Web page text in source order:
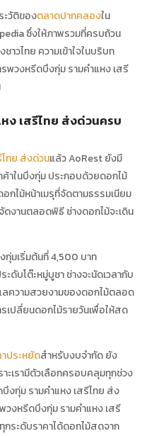
ะวัติของตลาดปากคลองใน
ซึ่งให้ภาพรวมที่ครบถ้วน
าวไทย ความเข้าใจในบริบท
พวงหรีดบึงกุ่ม รามคำแหง เสรี
ง เสรีไทย ส่งด่วนครบ
ทย ส่งด่วนแล้ว AoRest ยังมี
าในบึงกุ่ม ประกอบด้วยดอกไม้
ไม้หน้าเมรุที่จัดตามธรรมเนียม
งานตลอดพิธี ช่างดอกไม้จะเดิน
กุ่มเริ่มต้นที่ 4,500 บาท
ดับโต๊ะหมู่บูชา ช่างจะนัดเวลากับ
ลความสวยงามของดอกไม้ตลอด
เปลี่ยนดอกไม้รายวันเพื่อให้สด
ประหยัดสำหรับงบจำกัด ยัง
ะเรามีตัวเลือกครอบคลุมทุกช่วง
งกุ่ม รามคำแหง เสรีไทย ส่ง
งหรีดบึงกุ่ม รามคำแหง เสรี
กระดับราคาได้ดอกไม้สดจาก